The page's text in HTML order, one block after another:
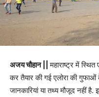
अजयचौहान ||महाराष्ट्र में स्थित
कर तैयार की गई एलोरा की गुफाओं
जानकारियां या तथ्य मौजूद नहीं